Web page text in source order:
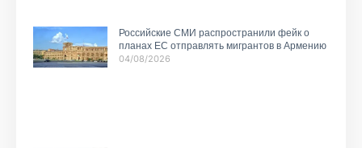
Российские СМИ распространили фейк о
планах ЕС отправлять мигрантов в Армению
04/08/2026